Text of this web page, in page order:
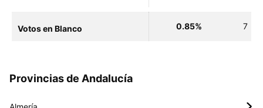
Votos en Blanco 0.85% 7
Provincias de Andalucía